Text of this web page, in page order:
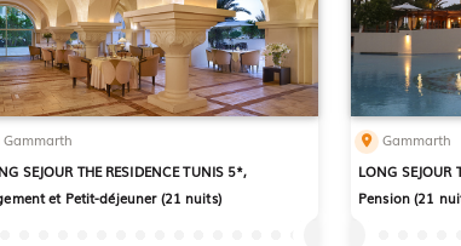
Gammarth
SEJOUR THE RESIDENCE TUNIS 5*,
et Petit-déjeuner (21 nuits)
Gammarth
LONG SEJOUR
Pension (21